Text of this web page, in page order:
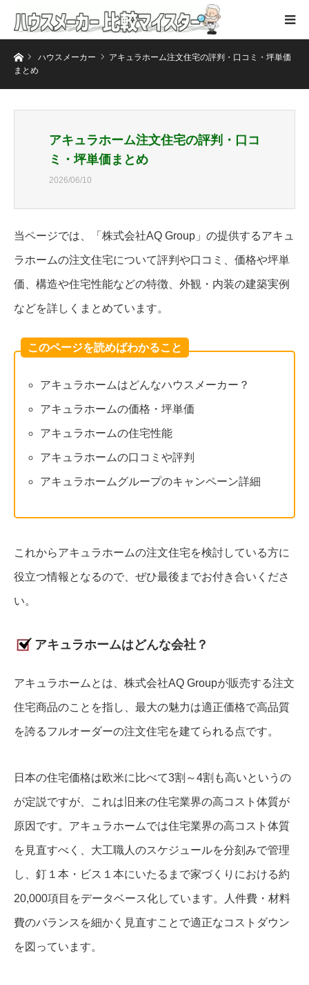
ホームハウスメーカー
アキュラホーム注文住宅の評判・口コミ・坪単価
まとめ
アキュラホーム注文住宅の評判・口コ
ミ・坪単価まとめ
2026/06/10
当ページでは、「株式会社AQ Group」の提供するアキュ
ラホームの注文住宅について評判や口コミ、価格や坪単
価、構造や住宅性能などの特徴、外観・内装の建築実例
などを詳しくまとめています。
このページを読めばわかること
アキュラホームはどんなハウスメーカー？
アキュラホームの価格・坪単価
アキュラホームの住宅性能
アキュラホームの口コミや評判
アキュラホームグループのキャンペーン詳細
これからアキュラホームの注文住宅を検討している方に
役立つ情報となるので、ぜひ最後までお付き合いくださ
い。
アキュラホームはどんな会社？
アキュラホームとは、株式会社AQ Groupが販売する注文
住宅商品のことを指し、最大の魅力は適正価格で高品質
を誇るフルオーダーの注文住宅を建てられる点です。
日本の住宅価格は欧米に比べて3割～4割も高いというの
が定説ですが、これは旧来の住宅業界の高コスト体質が
原因です。アキュラホームでは住宅業界の高コスト体質
を見直すべく、大工職人のスケジュールを分刻みで管理
し、釘１本・ビス１本にいたるまで家づくりにおける約
20,000項目をデータベース化しています。人件費・材料
費のバランスを細かく見直すことで適正なコストダウン
を図っています。